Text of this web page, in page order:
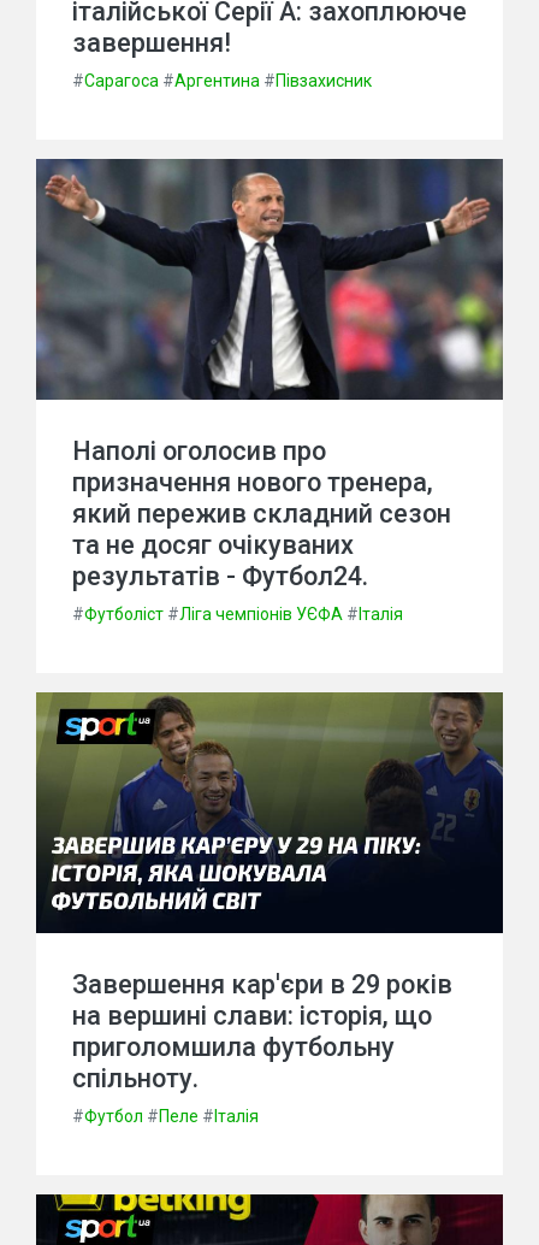
італійської Серії А: захоплююче
завершення!
#Сарагоса #Аргентина #Півзахисник
Наполі оголосив про
призначення нового тренера,
який пережив складний сезон
та не досяг очікуваних
результатів - Футбол24.
#Футболіст #Ліга чемпіонів УЄФА # Італія
Завершення кар'єри в 29 років
на вершині слави: історія, що
приголомшила футбольну
спільноту.
#Футбол #Пеле # Італія